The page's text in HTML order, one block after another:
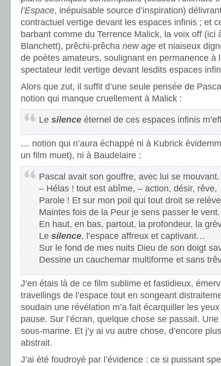
l’Espace, inépuisable source d’inspiration)
contractuel vertige devant les espaces infinis ; et
barbant comme du Terrence Malick, la voix off (ici
Blanchett), prêchi-prêcha new age et niaiseux
de poètes amateurs, soulignant en permanence à
spectateur ledit vertige devant lesdits espaces
Alors que zut, il suffit d’une seule pensée de
notion qui manque cruellement à Malick :
Le silence éternel de ces espaces infinis
… notion qui n’aura échappé ni à Kubrick
un film muet), ni à Baudelaire :
Pascal avait son gouffre, avec lui se mouvant.
– Hélas ! tout est abîme, – action, désir, rêve,
Parole ! Et sur mon poil qui tout droit se relève
Maintes fois de la Peur je sens passer le vent.
En haut, en bas, partout, la profondeur, la
Le silence, l’espace affreux et captivant…
Sur le fond de mes nuits Dieu de son doigt
Dessine un cauchemar multiforme et sans
J’en étais là de ce film sublime et fastidieux,
travellings de l’espace tout en songeant
soudain une révélation m’a fait écarquiller les
pause. Sur l’écran, quelque chose se passait.
sous-marine. Et j’y ai vu autre chose, d’encore
abstrait.
J’ai été foudroyé par l’évidence : ce si puissant